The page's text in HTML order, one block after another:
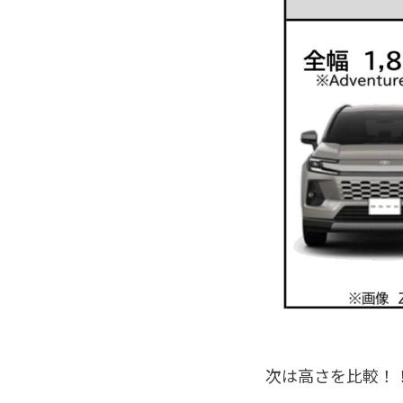
次は高さを比較！